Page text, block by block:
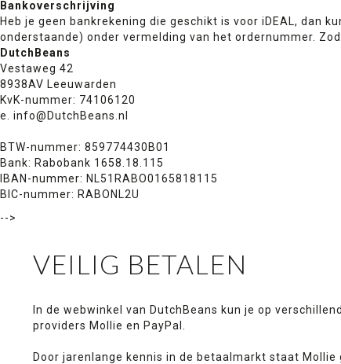
Bankoverschrijving
Heb je geen bankrekening die geschikt is voor iDEAL, dan
onderstaande) onder vermelding van het ordernummer.
DutchBeans
Vestaweg 42
8938AV Leeuwarden
KvK-nummer: 74106120
e. info@DutchBeans.nl
BTW-nummer: 859774430B01
Bank: Rabobank 1658.18.115
IBAN-nummer: NL51RABO0165818115
BIC-nummer: RABONL2U
-->
VEILIG BETALEN
In de webwinkel van DutchBeans kun je op
providers Mollie en PayPal.
Door jarenlange kennis in de betaalmarkt staat